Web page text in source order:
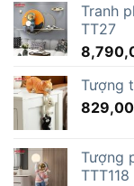
Tranh
TT27
Tượng
Tượng
TTT118